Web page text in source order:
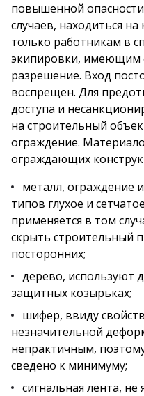
повышенной
случаев, находиться
только работникам в
экипировки, имеющим
разрешение. Вход
воспрещен. Для
доступа и
на строительный
ограждение.
ограждающих
металл, ограждение
типов глухое и
применяется в том
скрыть строительный
посторонних;
дерево, используют
защитных козырьках;
шифер, ввиду
незначительной
непрактичным,
сведено к минимуму;
сигнальная лента, не